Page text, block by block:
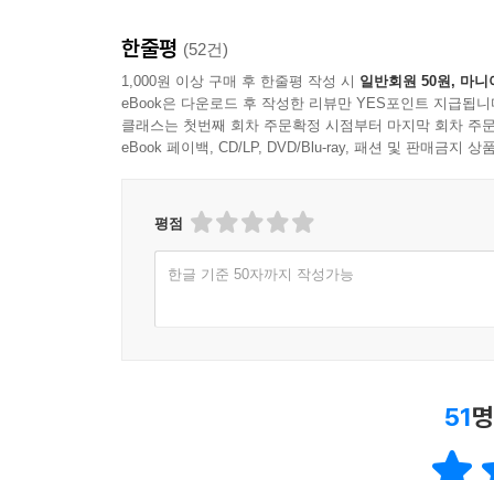
한줄평 (52건)
1,000원 이상 구매 후 한줄평 작성 시 일반회원 50원, 마니
eBook은 다운로드 후 작성한 리뷰만 YES포인트 지급됩니
클래스는 첫번째 회차 주문확정 시점부터 마지막 회차 주
eBook 페이백, CD/LP, DVD/Blu-ray, 패션 및 판매금지 상
평점
한글 기준 50자까지 작성가능
51